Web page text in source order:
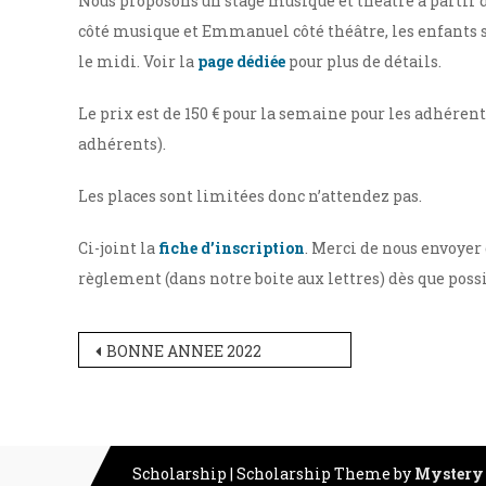
côté musique et Emmanuel côté théâtre, les enfants
le midi. Voir la page dédiée pour plus de détails.
Le prix est de 150 € pour la semaine pour les
adhérents).
Les places sont limitées donc n’attendez pas.
Ci-joint la fiche d’inscription. Merci de nous
règlement (dans notre boite aux lettres) dès que
Navigation
l’article
BONNE ANNEE 2022
Scholarship | Scholarship Theme by Mystery